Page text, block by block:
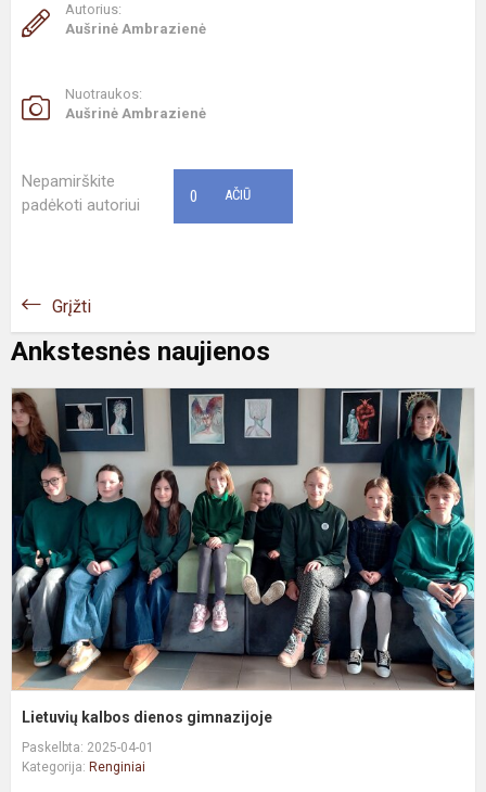
Autorius:
Aušrinė Ambrazienė
Nuotraukos:
Aušrinė Ambrazienė
Nepamirškite
padėkoti autoriui
AČIŪ
0
Grįžti
Ankstesnės naujienos
Lietuvių kalbos dienos gimnazijoje
Paskelbta: 2025-04-01
Kategorija: Renginiai